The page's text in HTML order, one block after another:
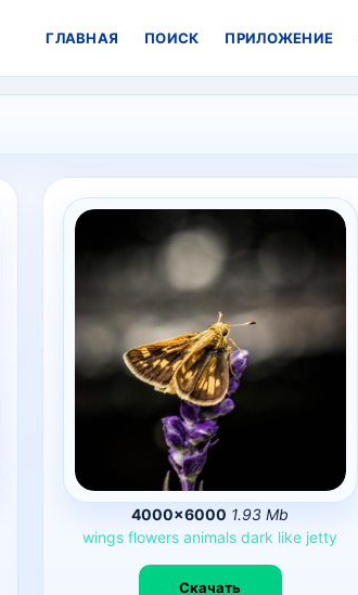
ГЛАВНАЯ ПОИСК ПРИЛОЖЕНИЕ
4000×6000 1.93 Mb
wings flowers animals dark like jetty
Скачать